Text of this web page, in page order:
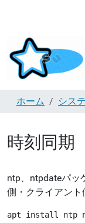
ホーム シス
時刻同期
ntp、ntpdateパッ
側・クライアント
apt install ntp